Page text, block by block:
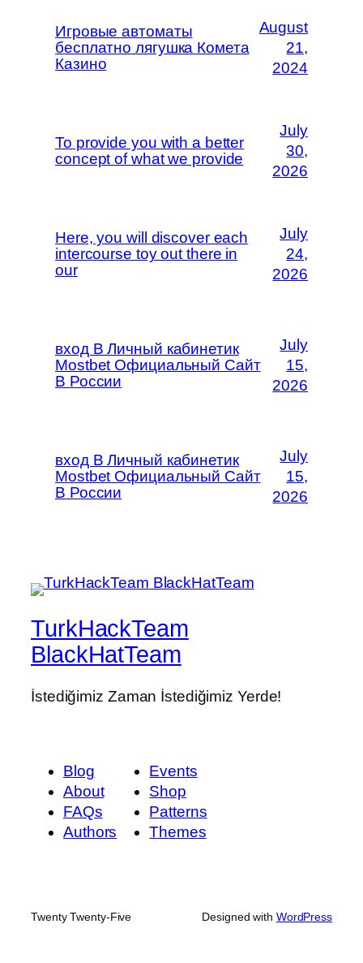
Игровые автоматы
бесплатно лягушка Комета
Казино
August
21,
2024
To provide you with a better
concept of what we provide
July
30,
2026
Here, you will discover each
intercourse toy out there in
our
July
24,
2026
вход В Личный кабинетик
Mostbet Официальный Сайт
В России
July
15,
2026
вход В Личный кабинетик
Mostbet Официальный Сайт
В России
July
15,
2026
TurkHackTeam
BlackHatTeam
İstediğimiz Zaman İstediğimiz Yerde!
Blog
About
FAQs
Authors
Events
Shop
Patterns
Themes
Twenty Twenty-Five Designed with WordPress